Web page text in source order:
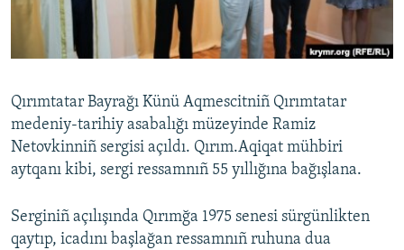
Русский
Українською
QOŞULIÑIZ!
Qırımtatar Bayrağı Künü Aqmescitniñ Qırımtatar
medeniy-tarihiy asabalığı müzeyinde Ramiz
Netovkinniñ sergisi açıldı. Qırım.Aqiqat mühbiri
aytqanı kibi, sergi ressamnıñ 55 yıllığına bağışlana.
Serginiñ açılışında Qırımğa 1975 senesi sürgünlikten
qaytıp, icadını başlağan ressamnıñ ruhuna dua